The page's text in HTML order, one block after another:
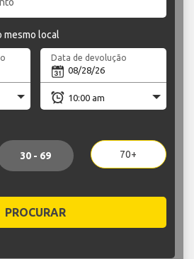
mesmo local
Data de devolução
30 - 69 70+
PROCURAR